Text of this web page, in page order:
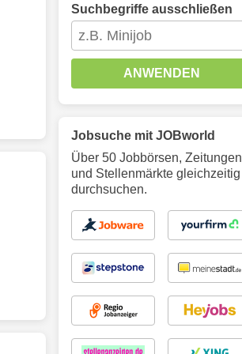
Suchbegriffe ausschließen
ANWENDEN
Jobsuche mit JOBworld
Über 50 Jobbörsen, Zeitungen
und Stellenmärkte gleichzeitig
durchsuchen.